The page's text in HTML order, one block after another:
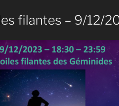
»
filantes – 9/12/